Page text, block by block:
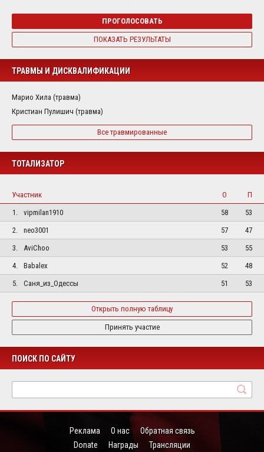
ПРОГОЛОСОВАТЬ
ПОКАЗАТЬ РЕЗУЛЬТАТЫ
ТРАВМЫ И ДИСКВАЛИФИКАЦИИ
Марио Хила (травма)
Кристиан Пулишич (травма)
Все травмированные
ТОТАЛИЗАТОР
Участник О
П
1.
vipmilan1910 58
53
2.
neo3001 57
47
3.
AviChoo 53
55
4.
Babalex 52
48
5.
Саня_из_Одессы 51 53
Открыть полную таблицу
Принять участие
ПОИСК ПО САЙТУ
Реклама О нас
Обратная связь
Donate
Награды Трансляции